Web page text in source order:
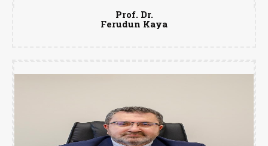
Prof. Dr.
Ferudun Kaya